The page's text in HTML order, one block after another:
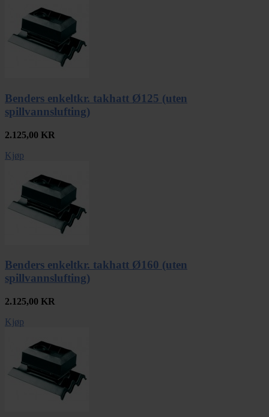
Benders enkeltkr. takhatt Ø125 (uten
spillvannslufting)
2.125,00 KR
Kjøp
Benders enkeltkr. takhatt Ø160 (uten
spillvannslufting)
2.125,00 KR
Kjøp